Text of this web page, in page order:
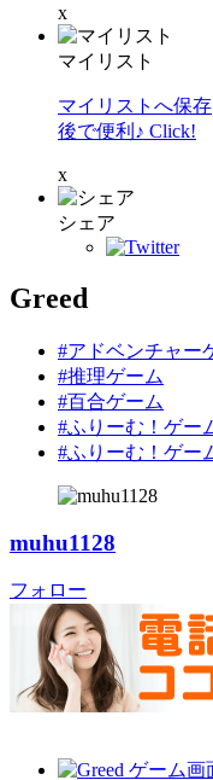
x
マイリスト
マイリストへ保存
後で便利♪ Click!
x
シェア
Greed
#アドベンチャー
#推理ゲーム
#百合ゲーム
#ふりーむ！ゲー
#ふりーむ！ゲー
muhu1128
フォロー